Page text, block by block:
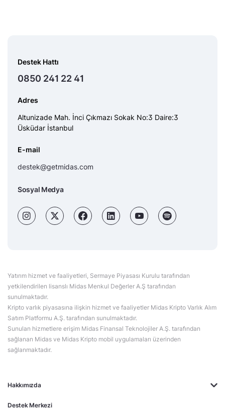
Hakkımızda
Destek Merkezi
Destek Hattı
0850 241 22 41
Adres
Altunizade Mah. İnci Çıkmazı Sokak No:3 Daire:3
Üsküdar İstanbul
E-mail
destek@getmidas.com
Sosyal Medya
Yatırım hizmet ve faaliyetleri, Sermaye Piyasası Kurulu tarafından
yetkilendirilen lisanslı Midas Menkul Değerler A.Ş tarafından
sunulmaktadır.
Kripto varlık piyasasına ilişkin hizmet ve faaliyetler Midas Kripto Varlık Alım
Satım Platformu A.Ş. tarafından sunulmaktadır.
Sunulan hizmetlere erişim Midas Finansal Teknolojiler A.Ş. tarafından
sağlanan Midas ve Midas Kripto mobil uygulamaları üzerinden
sağlanmaktadır.